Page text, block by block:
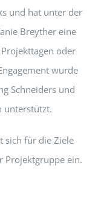
und hat unter der
Breyther eine
oder
wurde
Schneiders und
unterstützt.
sich für die Ziele
Projektgruppe ein.